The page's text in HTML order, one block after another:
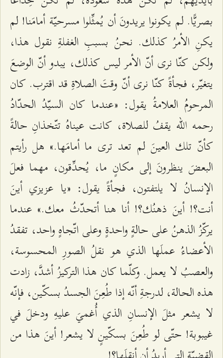
بصريًّا. لم يكونوا يريدونَ أن يُمثِّلوا مسرحيّة أمامَنا! لم
يكنِ الأمرُ كذلك. نحنُ بسببِ الغفلةِ نقول هذا،
ولكن كنّا نرى أنّ الأمر ليس كذلك، يبدو أنّ الوضعَ
يتغيّر، فجأةً كنّا نرى أنّ وقتَ الصلاةِ قد اقترب. كان
المرحومُ العلامةُ يقول: «عندما كان السيّدُ الحدّادُ
رحمه الله يقفُ للصلاة، كانت عيناهُ تتّخذانِ حالةً
كأنّ تلك العينَ لم تعد ترى ما أمامَها.» هل رأيتم
البعضَ ينظرونَ إلى مكانٍ ما، يُحدِّقون، مهما فعلَ
الإنسانُ لا يلتفتون، فجأةً يقول: «يا عزيزي أينَ
أنت؟! أينَ ذهنُك؟! أنا هنا أتحدّثُ معك.» عندما
يركّزُ الذهنُ على حالةٍ واحدةٍ وعلى اتّجاهٍ واحد، تفقدُ
الأعضاءُ عملَها الذي هو نقلُ الصورِ المحسوسة،
والعصبُ لا يعمل. وكلّما كان هذا التركيزُ أشدَّ، زادت
هذه الحالة، لدرجةِ أنّه إذا طُعِنَ الجسدُ بسكّين، فإنّه
لا يشعر مثلَ الإنسانِ الذي أُغميَ عليهِ ودخلَ في
غيبوبة! حتّى لو طُعِنَ بسكّينٍ لا يشعر! أينَ هذا من